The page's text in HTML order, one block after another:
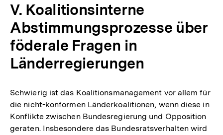
V. Koalitionsinterne
Abstimmungsprozesse über
föderale Fragen in
Länderregierungen
Schwierig ist das Koalitionsmanagement vor allem für
die nicht-konformen Länderkoalitionen, wenn diese in
Konflikte zwischen Bundesregierung und Opposition
geraten. Insbesondere das Bundesratsverhalten wird